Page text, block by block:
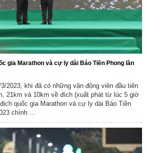
gia Marathon và cự ly dài Báo Tiền Phong lần
khi đã có những vận động viên đầu tiên
21km và 10km về đích (xuất phát từ lúc 5 giờ
quốc gia Marathon và cự ly dài Báo Tiền
chính ...